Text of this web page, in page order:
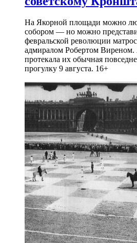
На Якорной площади можно
собором — но можно
февральской революции
адмиралом Робертом
протекала их обычная
прогулку 9 августа. 16+